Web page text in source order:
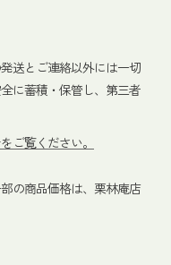
送とご連絡以外には一切
に蓄積・保管し、第三者
ご覧ください。
の商品価格は、栗林庵店